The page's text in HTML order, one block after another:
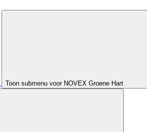
Toon submenu voor NOVEX Groene Hart